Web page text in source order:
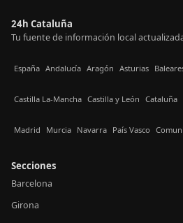
24h Cataluña
Tu fuente de información local
España Andalucía Aragón Asturias
Castilla La-Mancha Castilla y León Cataluña
Madrid Murcia Navarra País Vasco
Secciones
Barcelona
Girona